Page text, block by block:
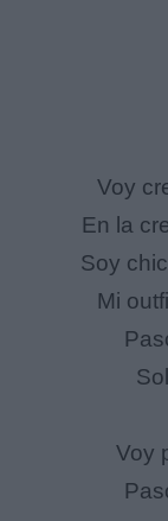
Voy
En la
Soy
Mi
Voy